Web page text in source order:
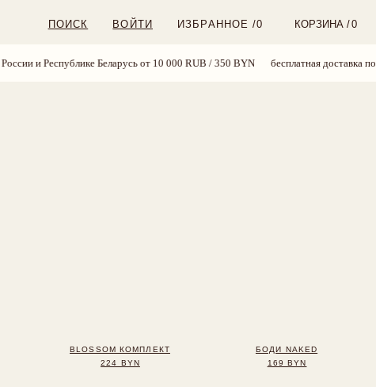
Беларусь от 10 000 RUB / 350 BYN бесплатная доставка по России и
ВОЙТИ ИЗБРАННОЕ / КОРЗИНА /0